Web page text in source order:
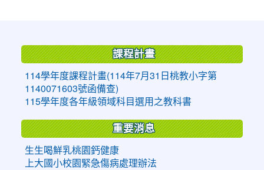
課程計畫
114學年度課程計畫(114年7月31日桃教小字第
1140071603號函備查)
115學年度各年級領域科目選用之教科書
重要消息
生生喝鮮乳桃園鈣健康
上大國小校園緊急傷病處理辦法